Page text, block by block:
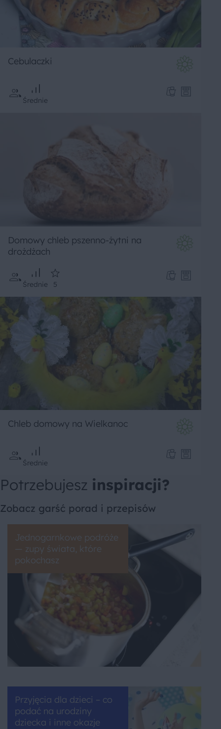
Cebulaczki
Średnie
Domowy chleb pszenno-żytni na
drożdżach
Średnie 5
Chleb domowy na Wielkanoc
Średnie
Potrzebujesz inspiracji?
Zobacz garść porad i przepisów
Jednogarnkowe podróże
— zupy świata, które
pokochasz
Przyjęcia dla dzieci – co
podać na urodziny
dziecka i inne okazje